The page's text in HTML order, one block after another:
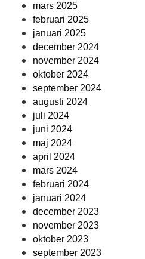
mars 2025
februari 2025
januari 2025
december 2024
november 2024
oktober 2024
september 2024
augusti 2024
juli 2024
juni 2024
maj 2024
april 2024
mars 2024
februari 2024
januari 2024
december 2023
november 2023
oktober 2023
september 2023